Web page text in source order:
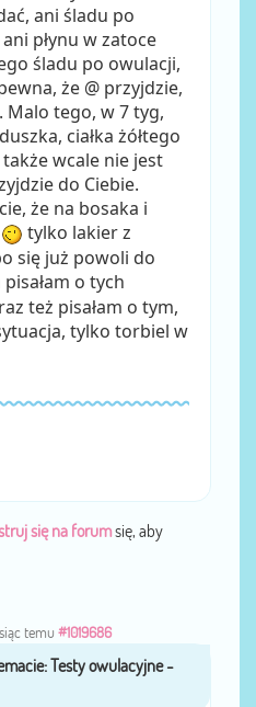
ani śladu po
płynu w zatoce
śladu po owulacji,
że @ przyjdzie,
Malo tego, w 7 tyg,
ciałka żółtego
także wcale nie jest
do Ciebie.
że na bosaka i
tylko lakier z
się już powoli do
pisałam o tych
też pisałam o tym,
tylko torbiel w
się na forumsię, aby
temu #1019686